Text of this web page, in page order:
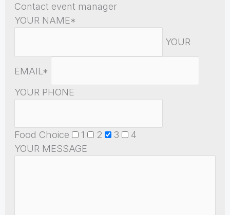
Contact event manager
YOUR NAME*
YOUR
EMAIL*
YOUR PHONE
Food Choice 1 2 3
4
YOUR MESSAGE